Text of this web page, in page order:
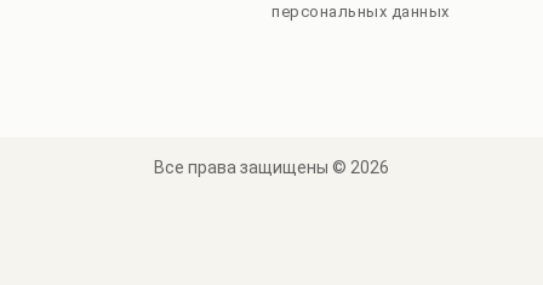
персональных данных
Все права защищены © 2026